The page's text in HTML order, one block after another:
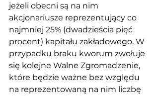
jeżeli obecni są na nim
akcjonariusze reprezentujący co
najmniej 25% (dwadzieścia pięć
procent) kapitału zakładowego. W
przypadku braku kworum zwołuje
się kolejne Walne Zgromadzenie,
które będzie ważne bez względu
na reprezentowaną na nim liczbę